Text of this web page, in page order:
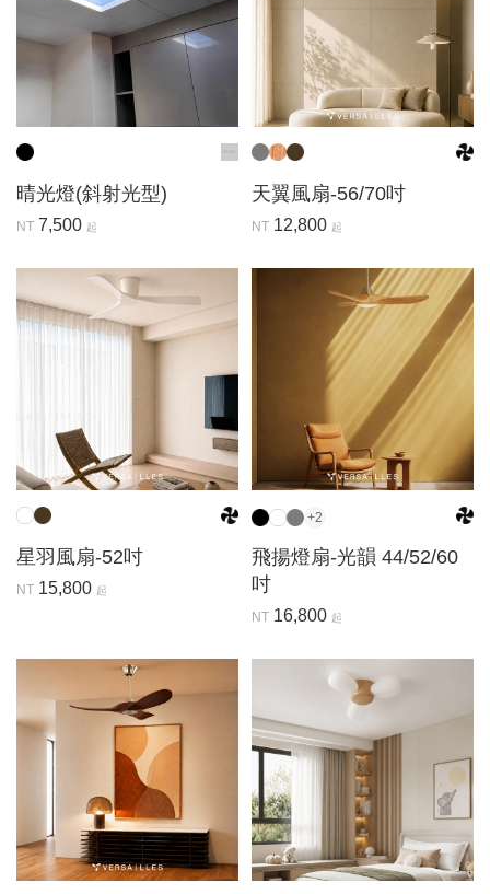
晴光燈(斜射光型)
NT 7,500 起
天翼風扇-56/70吋
NT 12,800 起
星羽風扇-52吋
NT 15,800 起
+2
飛揚燈扇-光韻 44/52/60
吋
NT 16,800 起